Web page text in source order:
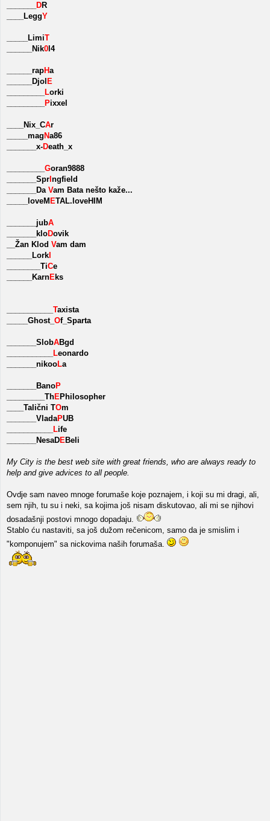
DR
____LeggY
_____LimiT
______Nik0 l4
______rapHa
______Djol E
Lorki
Pixxel
____Nix_CAr
_____mag Na86
_______x-Death_x
Goran9888
_______Spr ngfield
_______Da Vam Bata nešto kaže...
_____loveM ETAL.loveHIM
_______jubA
_______kloDovik
__Žan Klod Vam dam
______Lork
________TiCe
______KarnEks
Taxista
_____Ghost_ Of_Sparta
_______SlobABgd
Leonardo
_______nikooLa
_______BanoP
_________ThEPhilosopher
____Talični TOm
_______VladaPUB
Life
_______NesaDEBeli
My City is the best web site with great friends, who are always ready to
help and give advices to all people.
Ovdje sam naveo mnoge forumaše koje poznajem, i koji su mi dragi, ali,
sem njih, tu su i neki, sa kojima još nisam diskutovao, ali mi se njihovi
dosadašnji postovi mnogo dopadaju.
Stablo ću nastaviti, sa još dužom rečenicom, samo da je smislim i
"komponujem" sa nickovima naših forumaša.